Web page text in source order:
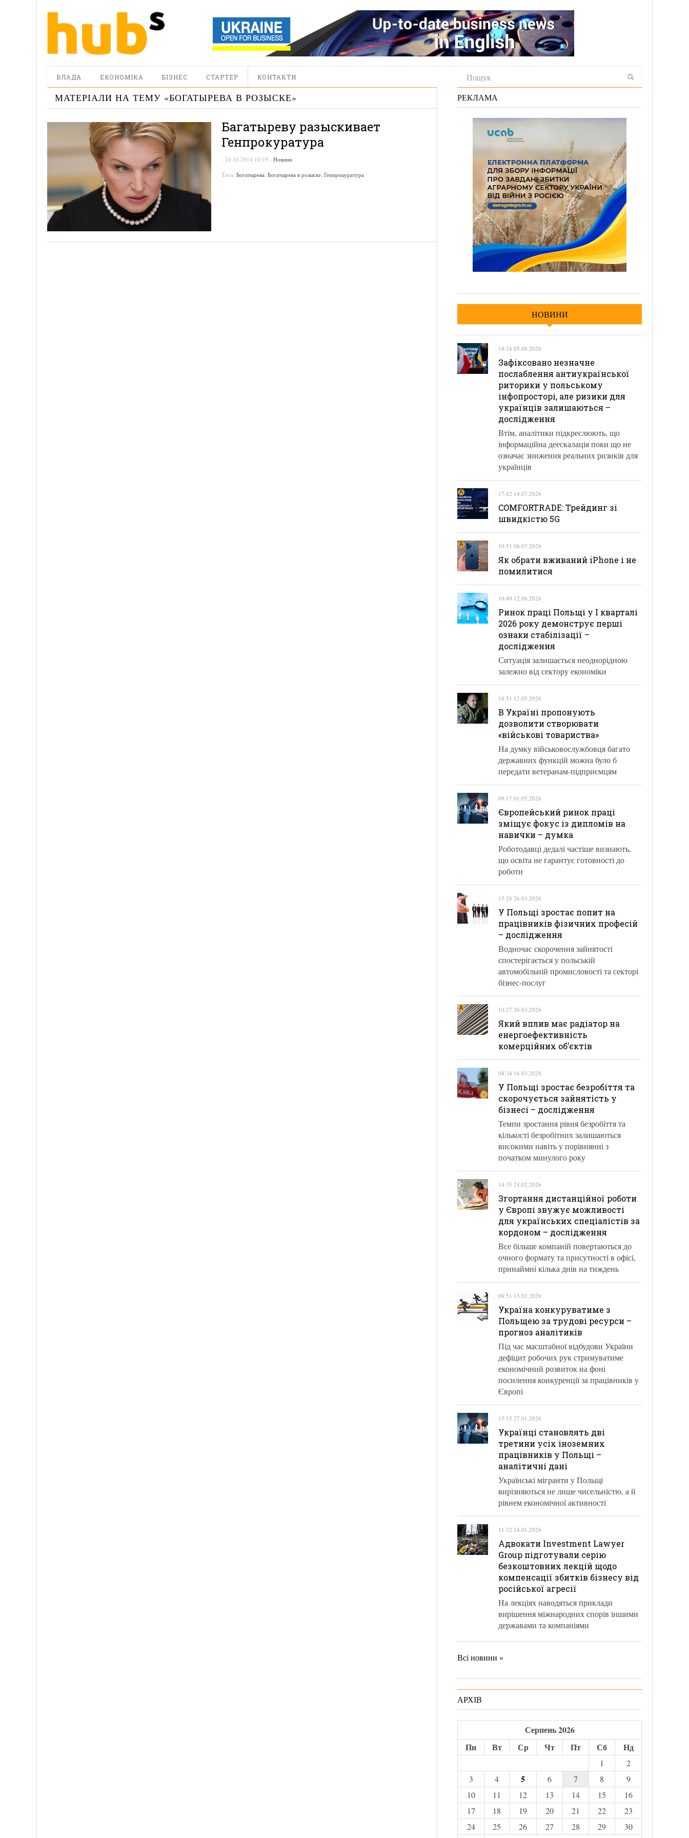
ВЛАДА ЕКОНОМІКА БІЗНЕС СТАРТЕР КОНТАКТИ
МАТЕРІАЛИ НА ТЕМУ «БОГАТЫРЕВА В РОЗЫСКЕ»
Багатыреву разыскивает
Генпрокуратура
- 24.10.2014 10:19 - Новини
Теги: Богатырева, Богатырева в розыске, Генпрокуратура
РЕКЛАМА
НОВИНИ
14:24 05.08.2026
Зафіксовано незначне
послаблення антиукраїнської
риторики у польському
інфопросторі, але ризики для
українців залишаються –
дослідження
Втім, аналітики підкреслюють, що
інформаційна деескалація поки що не
означає зниження реальних ризиків для
українців
17:42 14.07.2026
COMFORTRADE: Трейдинг зі
швидкістю 5G
10:51 08.07.2026
Як обрати вживаний iPhone і не
помилитися
10:40 12.06.2026
Ринок праці Польщі у І кварталі
2026 року демонструє перші
ознаки стабілізації –
дослідження
Ситуація залишається неоднорідною
залежно від сектору економіки
18:51 12.05.2026
В Україні пропонують
дозволити створювати
«військові товариства»
На думку військовослужбовця багато
державних функцій можна було б
передати ветеранам-підприємцям
09:17 01.05.2026
Європейський ринок праці
зміщує фокус із дипломів на
навички – думка
Роботодавці дедалі частіше визнають,
що освіта не гарантує готовності до
роботи
15:28 26.03.2026
У Польщі зростає попит на
працівників фізичних професій
– дослідження
Водночас скорочення зайнятості
спостерігається у польській
автомобільній промисловості та секторі
бізнес-послуг
10:27 26.03.2026
Який вплив має радіатор на
енергоефективність
комерційних об’єктів
08:34 16.03.2026
У Польщі зростає безробіття та
скорочується зайнятість у
бізнесі – дослідження
Темпи зростання рівня безробіття та
кількості безробітних залишаються
високими навіть у порівнянні з
початком минулого року
14:35 24.02.2026
Згортання дистанційної роботи
у Європі звужує можливості
для українських спеціалістів за
кордоном – дослідження
Все більше компаній повертаються до
очного формату та присутності в офісі,
принаймні кілька днів на тиждень
08:51 13.02.2026
Україна конкуруватиме з
Польщею за трудові ресурси –
прогноз аналітиків
Під час масштабної відбудови України
дефіцит робочих рук стримуватиме
економічний розвиток на фоні
посилення конкуренції за працівників у
Європі
15:15 27.01.2026
Українці становлять дві
третини усіх іноземних
працівників у Польщі –
аналітичні дані
Українські мігранти у Польщі
вирізняються не лише чисельністю, а й
рівнем економічної активності
11:32 24.01.2026
Адвокати Investment Lawyer
Group підготували серію
безкоштовних лекцій щодо
компенсації збитків бізнесу від
російської агресії
На лекціях наводяться приклади
вирішення міжнародних спорів іншими
державами та компаніями
Всі новини »
АРХІВ
Серпень 2026
Пн
Вт Ср Чт Пт Сб Нд
1
2
3
4 5 6 7 8
9
10
11 12 13 14 15
16
17
18 19 20 21 22
23
24
25 26 27 28 29
30